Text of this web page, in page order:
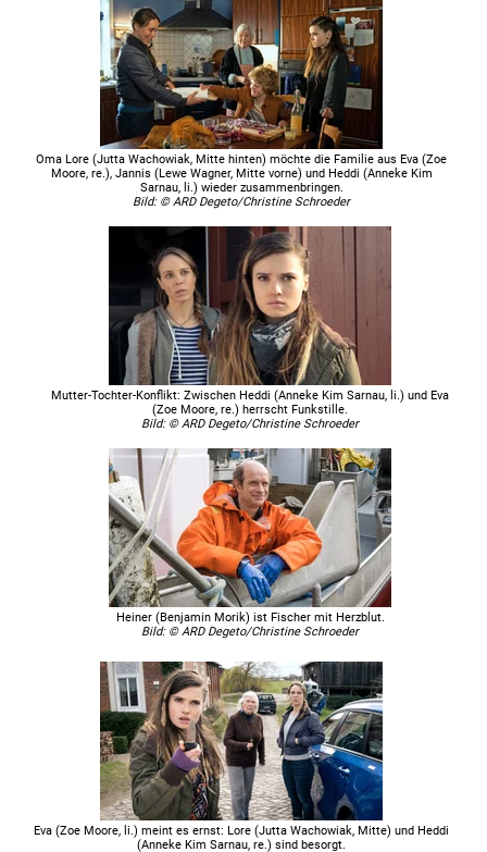
Oma Lore (Jutta Wachowiak, Mitte hinten) möchte die Familie aus Eva (Zoe
Moore, re.), Jannis (Lewe Wagner, Mitte vorne) und Heddi (Anneke Kim
Sarnau, li.) wieder zusammenbringen.
Bild: © ARD Degeto/Christine Schroeder
Mutter-Tochter-Konflikt: Zwischen Heddi (Anneke Kim Sarnau, li.) und Eva
(Zoe Moore, re.) herrscht Funkstille.
Bild: © ARD Degeto/Christine Schroeder
Heiner (Benjamin Morik) ist Fischer mit Herzblut.
Bild: © ARD Degeto/Christine Schroeder
Eva (Zoe Moore, li.) meint es ernst: Lore (Jutta Wachowiak, Mitte) und Heddi
(Anneke Kim Sarnau, re.) sind besorgt.